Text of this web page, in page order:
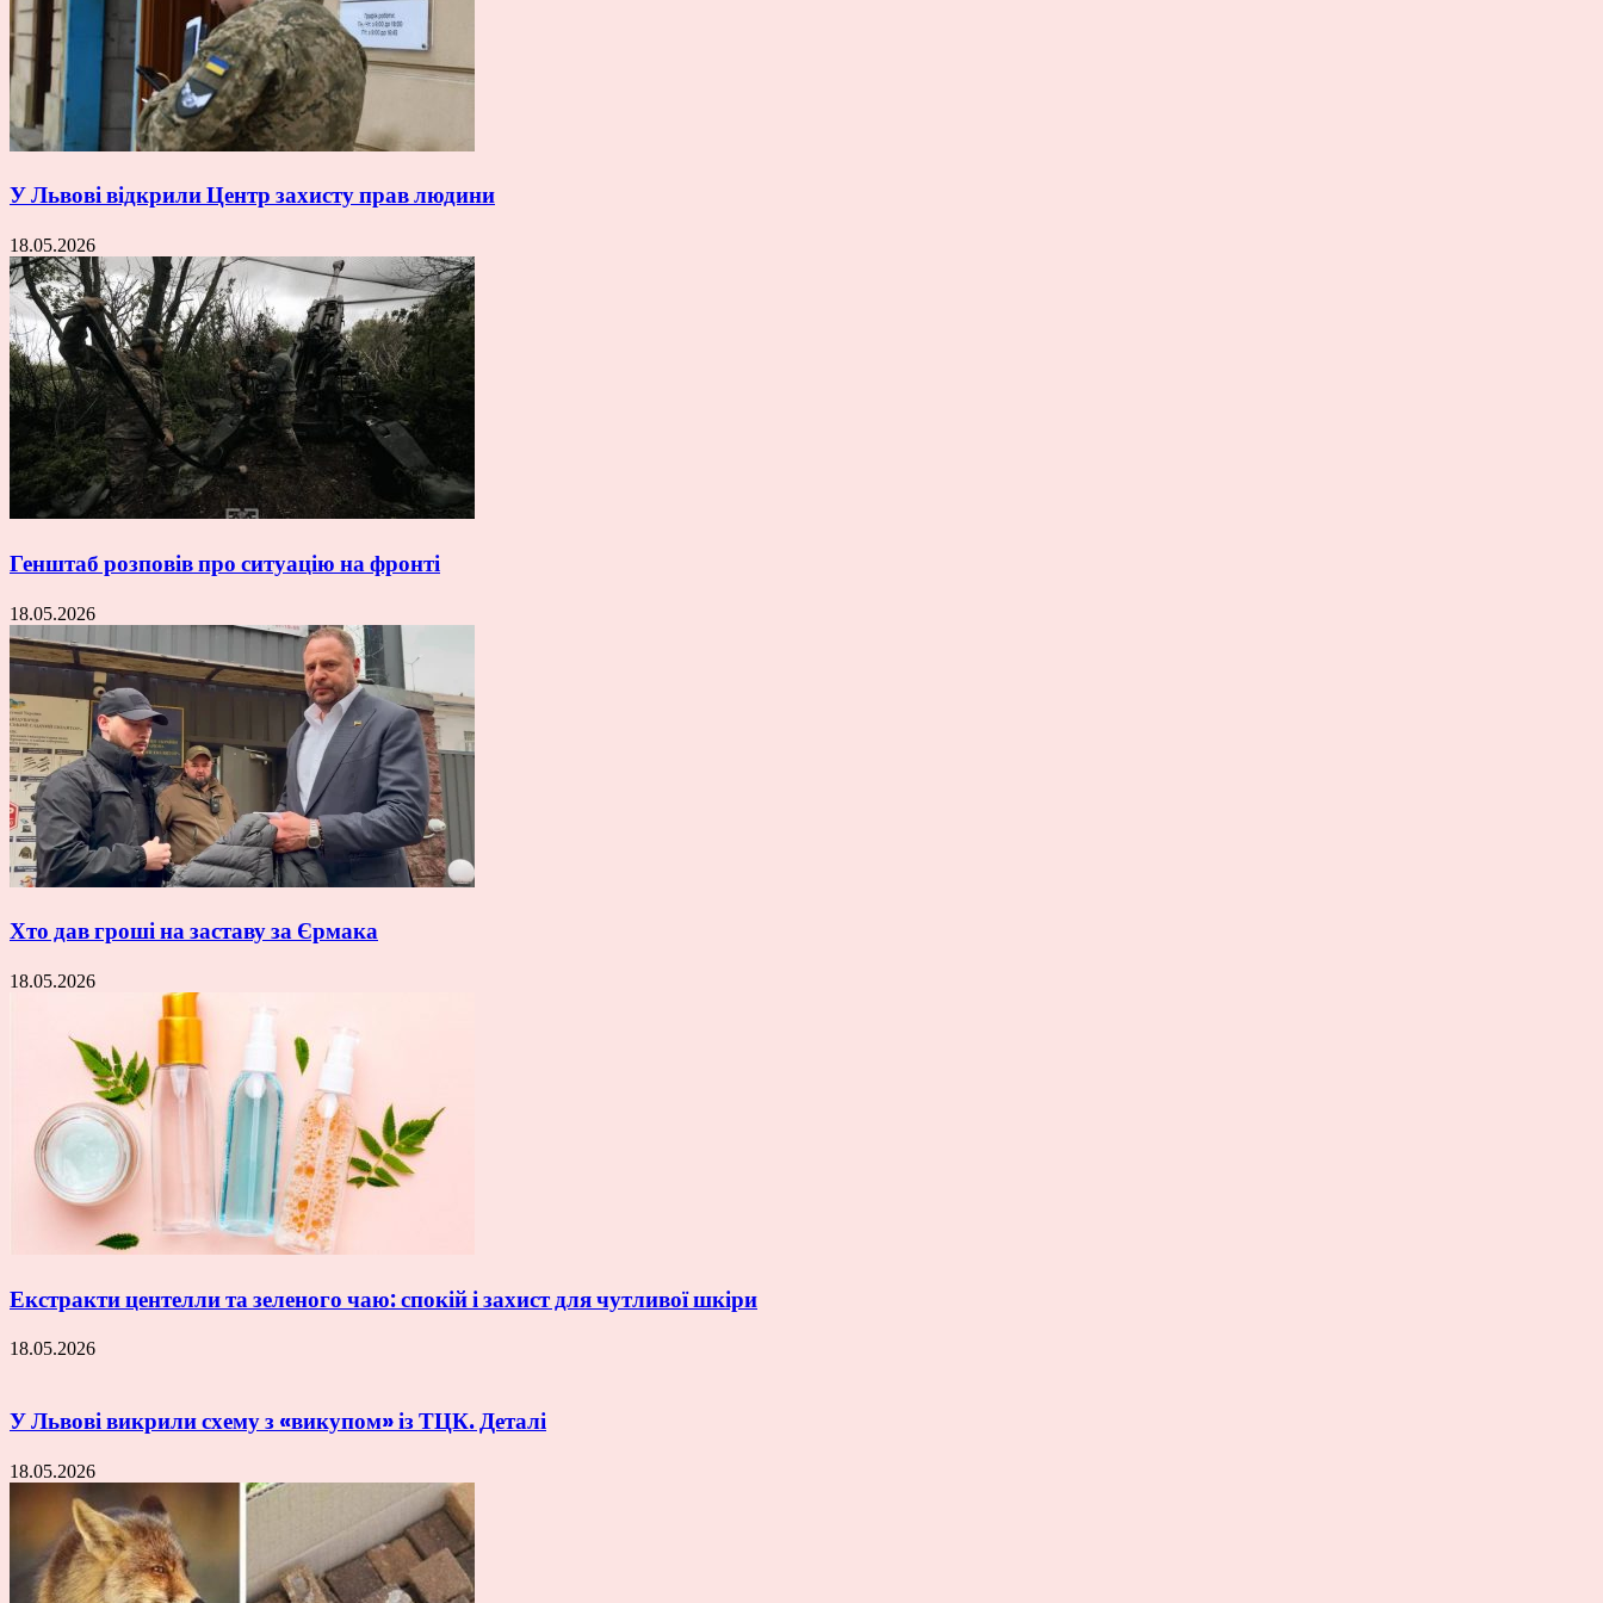
У Львові відкрили Центр захисту прав людини
18.05.2026
Генштаб розповів про ситуацію на фронті
18.05.2026
Хто дав гроші на заставу за Єрмака
18.05.2026
Екстракти центелли та зеленого чаю: спокій і захист для чутливої шкіри
18.05.2026
У Львові викрили схему з «викупом» із ТЦК. Деталі
18.05.2026